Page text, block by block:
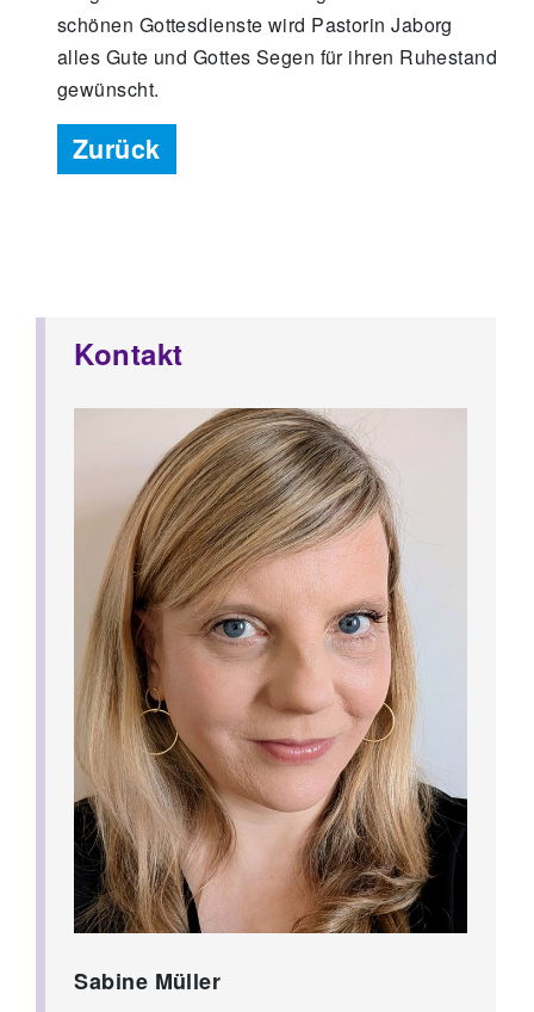
Kontakt
Sabine Müller
schönen Gottesdienste wird Pastorin Jaborg
alles Gute und Gottes Segen für ihren Ruhestand
gewünscht.
Zurück